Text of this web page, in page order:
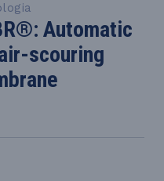
Automatic
scouring